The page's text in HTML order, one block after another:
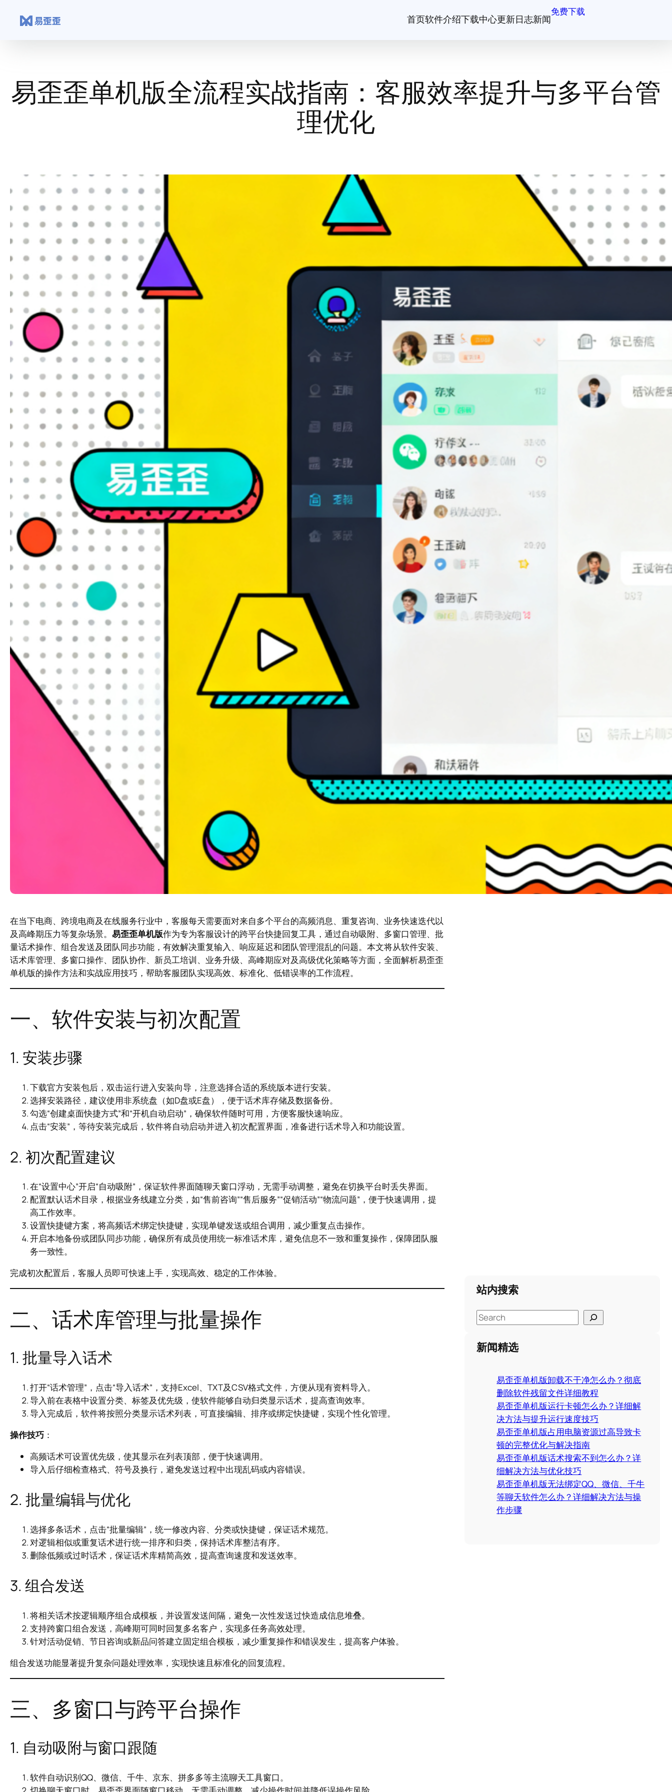
首页软件介绍下载中心更新日志新闻
免费下载
易歪歪单机版全流程实战指南：客服效率提升与多平台管
理优化
在当下电商、跨境电商及在线服务行业中，客服每天需要面对来自多个平台的高频消息、重复咨询、业务快速迭代以
及高峰期压力等复杂场景。 易歪歪单机版作为专为客服设计的跨平台快捷回复工具，通过自动吸附、多窗口管理、批
量话术操作、组合发送及团队同步功能，有效解决重复输入、响应延迟和团队管理混乱的问题。本文将从软件安装、
话术库管理、多窗口操作、团队协作、新员工培训、业务升级、高峰期应对及高级优化策略等方面，全面解析易歪歪
单机版的操作方法和实战应用技巧，帮助客服团队实现高效、标准化、低错误率的工作流程。
一、软件安装与初次配置
1. 安装步骤
下载官方安装包后，双击运行进入安装向导，注意选择合适的系统版本进行安装。
选择安装路径，建议使用非系统盘（如D盘或E盘），便于话术库存储及数据备份。
勾选“创建桌面快捷方式”和“开机自动启动”，确保软件随时可用，方便客服快速响应。
点击“安装”，等待安装完成后，软件将自动启动并进入初次配置界面，准备进行话术导入和功能设置。
2. 初次配置建议
在“设置中心”开启“自动吸附”，保证软件界面随聊天窗口浮动，无需手动调整，避免在切换平台时丢失界面。
配置默认话术目录，根据业务线建立分类，如“售前咨询”“售后服务”“促销活动”“物流问题”，便于快速调用，提
高工作效率。
设置快捷键方案，将高频话术绑定快捷键，实现单键发送或组合调用，减少重复点击操作。
开启本地备份或团队同步功能，确保所有成员使用统一标准话术库，避免信息不一致和重复操作，保障团队服
务一致性。
完成初次配置后，客服人员即可快速上手，实现高效、稳定的工作体验。
二、话术库管理与批量操作
1. 批量导入话术
打开“话术管理”，点击“导入话术”，支持Excel、TXT及CSV格式文件，方便从现有资料导入。
导入前在表格中设置分类、标签及优先级，使软件能够自动归类显示话术，提高查询效率。
导入完成后，软件将按照分类显示话术列表，可直接编辑、排序或绑定快捷键，实现个性化管理。
操作技巧 ：
高频话术可设置优先级，使其显示在列表顶部，便于快速调用。
导入后仔细检查格式、符号及换行，避免发送过程中出现乱码或内容错误。
2. 批量编辑与优化
选择多条话术，点击“批量编辑”，统一修改内容、分类或快捷键，保证话术规范。
对逻辑相似或重复话术进行统一排序和归类，保持话术库整洁有序。
删除低频或过时话术，保证话术库精简高效，提高查询速度和发送效率。
3. 组合发送
将相关话术按逻辑顺序组合成模板，并设置发送间隔，避免一次性发送过快造成信息堆叠。
支持跨窗口组合发送，高峰期可同时回复多名客户，实现多任务高效处理。
针对活动促销、节日咨询或新品问答建立固定组合模板，减少重复操作和错误发生，提高客户体验。
组合发送功能显著提升复杂问题处理效率，实现快速且标准化的回复流程。
三、多窗口与跨平台操作
1. 自动吸附与窗口跟随
软件自动识别QQ、微信、千牛、京东、拼多多等主流聊天工具窗口。
站内搜索
S
e
a
r
新闻精选
易歪歪单机版卸载不干净怎么办？彻底
删除软件残留文件详细教程
易歪歪单机版运行卡顿怎么办？详细解
决方法与提升运行速度技巧
易歪歪单机版占用电脑资源过高导致卡
顿的完整优化与解决指南
易歪歪单机版话术搜索不到怎么办？详
细解决方法与优化技巧
易歪歪单机版无法绑定QQ、微信、千牛
等聊天软件怎么办？详细解决方法与操
作步骤